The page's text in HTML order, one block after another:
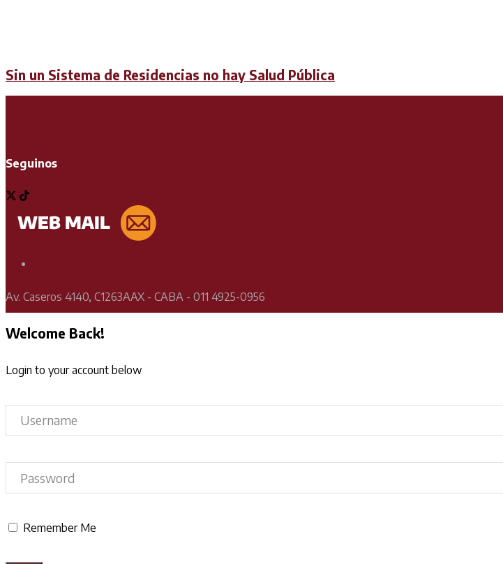
Sin un Sistema de Residencias no hay Salud Pública
Seguinos
Av. Caseros 4140, C1263AAX - CABA - 011 4925-0956
Welcome Back!
Login to your account below
Remember Me